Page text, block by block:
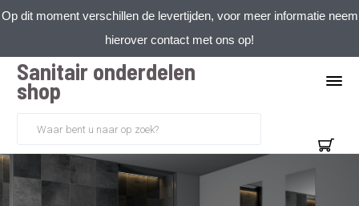
Op dit moment verschillen de levertijden, voor meer informatie neem
hierover contact met ons op!
Sanitair onderdelen
shop